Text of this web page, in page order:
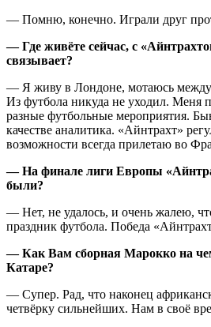
— Помню, конечно. Играли друг
— Где живёте сейчас, с
связывает?
— Я живу в Лондоне, мотаюсь
Из футбола никуда не уходил. Меня
разные футбольные мероприятия.
качестве аналитика. «Айнтрахт»
возможности всегда прилетаю во
— На финале лиги Европы
были?
— Нет, не удалось, и очень жалею,
праздник футбола. Победа
— Как Вам сборная Марокко на
Катаре?
— Супер. Рад, что наконец
четвёрку сильнейших. Нам в своё